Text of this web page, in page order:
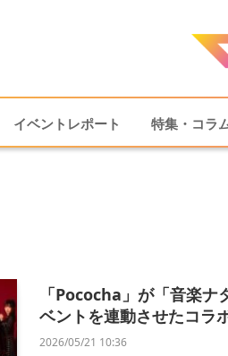
イベントレポート 特集・コラ
「Pococha」が「音楽
ベントを連動させたコラ
2026/05/21 10:36